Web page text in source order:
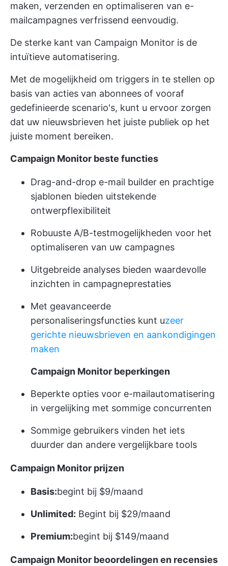
maken, verzenden en optimaliseren van e-
mailcampagnes verfrissend eenvoudig.
De sterke kant van Campaign Monitor is de
intuïtieve automatisering.
Met de mogelijkheid om triggers in te stellen op
basis van acties van abonnees of vooraf
gedefinieerde scenario's, kunt u ervoor zorgen
dat uw nieuwsbrieven het juiste publiek op het
juiste moment bereiken.
Campaign Monitor beste functies
Drag-and-drop e-mail builder en prachtige
sjablonen bieden uitstekende
ontwerpflexibiliteit
Robuuste A/B-testmogelijkheden voor het
optimaliseren van uw campagnes
Uitgebreide analyses bieden waardevolle
inzichten in campagneprestaties
Met geavanceerde
personaliseringsfuncties kunt uzeer
gerichte nieuwsbrieven en aankondigingen
maken
Campaign Monitor beperkingen
Beperkte opties voor e-mailautomatisering
in vergelijking met sommige concurrenten
Sommige gebruikers vinden het iets
duurder dan andere vergelijkbare tools
Campaign Monitor prijzen
Basis:begint bij $9/maand
Unlimited: Begint bij $29/maand
Premium:begint bij $149/maand
Campaign Monitor beoordelingen en recensies